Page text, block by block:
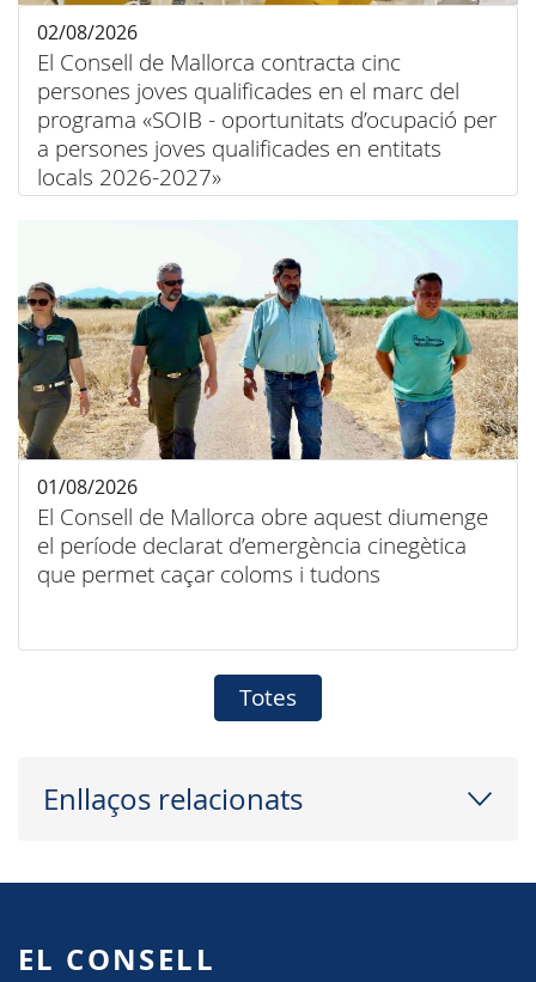
El Consell de Mallorca contracta cinc
persones joves qualificades en el marc del
programa «SOIB - oportunitats d’ocupació per
a persones joves qualificades en entitats
locals 2026-2027»
02/08/2026
El Consell de Mallorca obre aquest diumenge
el període declarat d’emergència cinegètica
que permet caçar coloms i tudons
01/08/2026
Totes
Enllaços relacionats
EL CONSELL